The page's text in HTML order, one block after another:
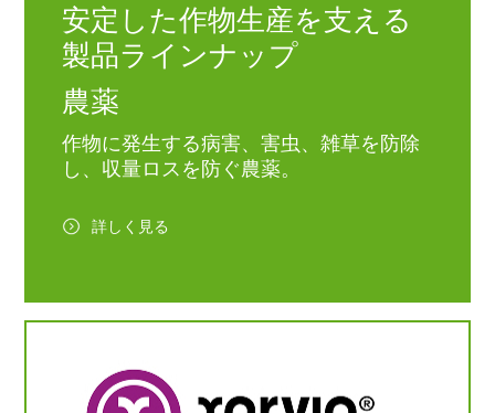
安定した作物生産を支える
製品ラインナップ
農薬
作物に発生する病害、害虫、雑草を防除
し、収量ロスを防ぐ農薬。
詳しく見る